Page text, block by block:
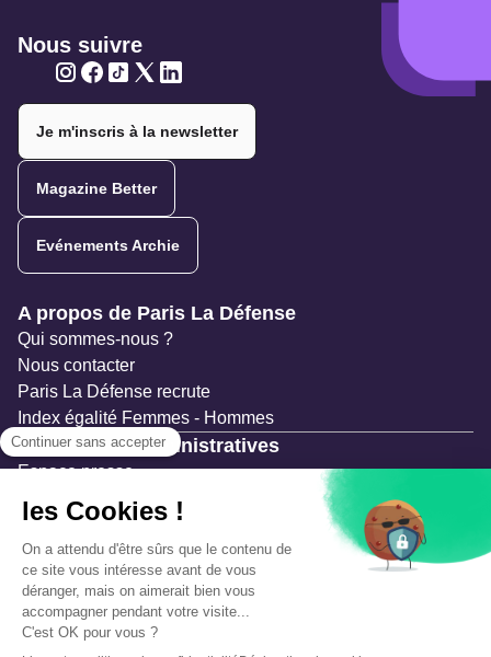
Nous suivre
Je m'inscris à la newsletter
Magazine Better
Evénements Archie
Navigation secondaire
A propos de Paris La Défense
Qui sommes-nous ?
Nous contacter
Paris La Défense recrute
Index égalité Femmes - Hommes
Ressources administratives
Espace presse
Documentation
Marchés publics
Appels à projets & avis d'attribution
Mesures de publicité
Concertations et enquêtes publiques
Précautions et sécurité